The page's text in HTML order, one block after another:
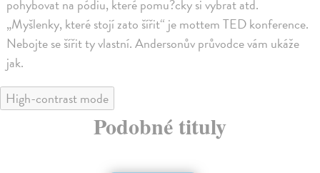
pohybovat na pódiu, které pomu?cky si vybrat atd.
„Myšlenky, které stojí zato šířit“ je mottem TED konference.
Nebojte se šířit ty vlastní. Andersonův průvodce vám ukáže
jak.
High-contrast mode
Podobné tituly